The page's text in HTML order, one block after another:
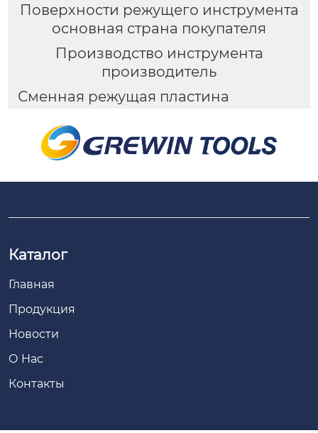
Поверхности режущего инструмента
основная страна покупателя
Производство инструмента
производитель
Сменная режущая пластина
Каталог
Главная
Продукция
Новости
О Hас
Контакты